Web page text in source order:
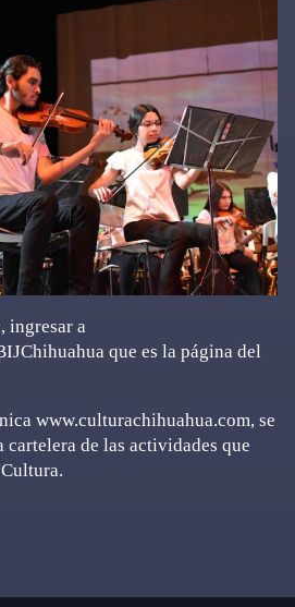
ingresar a
que es la página del
www.culturachihuahua.com, se
cartelera de las actividades que